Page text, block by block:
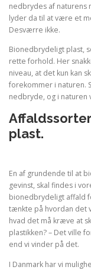
nedbrydes af naturens
lyder da til at være et
Desværre ikke.
Bionedbrydeligt plast,
rette forhold. Her
niveau, at det kun kan
forekommer i naturen.
nedbryde, og i naturen
plast.
En af grundende til at
gevinst, skal findes i
bionedbrydeligt affald
tænkte på hvordan det
hvad det må kræve at
plastikken? – Det ville
end vi vinder på det.
I Danmark har vi